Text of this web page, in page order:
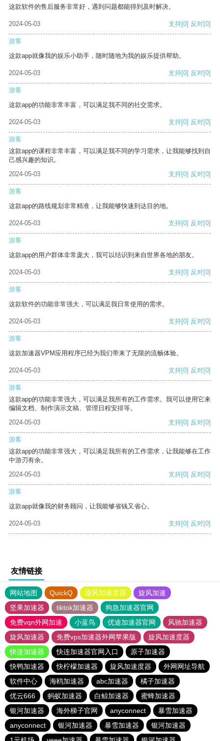
这款软件的售后服务非常好，遇到问题都能得到及时解决。
2024-05-03 支持[0] 反对[0]
游客
这款app就像我的娱乐小助手，随时随地为我的娱乐提供帮助。
2024-05-03 支持[0] 反对[0]
游客
这款app的功能非常丰富，可以满足我不同的社交需求。
2024-05-03 支持[0] 反对[0]
游客
这款app的课程非常丰富，可以满足我不同的学习需求，让我能够找到自
己感兴趣的知识。
2024-05-03
支持[0] 反对[0]
游客
这款app的路线规划非常精准，让我能够快速到达目的地。
2024-05-03 支持[0] 反对[0]
游客
这款app的用户群体非常庞大，我可以结识到来自世界各地的朋友。
2024-05-03 支持[0] 反对[0]
游客
这款软件的功能非常强大，可以满足我日常使用的需求。
2024-05-03 支持[0] 反对[0]
游客
这款加速器VPM应用程序已经为我们带来了无限的流畅体验。
2024-05-03 支持[0] 反对[0]
游客
这款app的功能非常强大，可以满足我所有的工作需求。我可以使用它来
编辑文档、制作演示文稿、管理日程安排等。
2024-05-03
支持[0] 反对[0]
游客
这款app的功能非常强大，可以满足我所有的工作需求，让我能够在工作
中游刃有余。
2024-05-03
支持[0] 反对[0]
游客
这款app就像我的财务顾问，让我能够省钱又省心。
2024-05-03 支持[0] 反对[0]
友情链接
网站地图 QuickQ 旋风加速度器
旋风加速
坚果加速器
tiktok加速器
狗急加速器官网
免费vqn外网加速
小蓝鸟 优途加速器官网
风驰加速器
旋风加速器
免费vps加速器外网苹果版
旋风加速度器
快连加速器
快连加速器官网入口
原子加速器
快鸭加速器
快柠檬加速器 旋风加速度器
外网网址导航
软件中心
海鸥加速器 abc加速器
橘子加速器
优云666
蚂蚁加速器 白鲸加速器
蜜蜂加速器
银河加速器
海外梯子官网 anyconnect
暴雪加速器
anyconnect
银河加速器 暴雪加速器
银河加速器